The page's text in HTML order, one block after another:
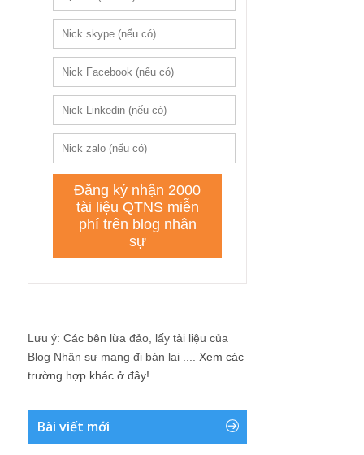
Lưu ý: Các bên lừa đảo, lấy tài liệu của
Blog Nhân sự mang đi bán lại .... Xem các
trường hợp khác ở đây!
Bài viết mới